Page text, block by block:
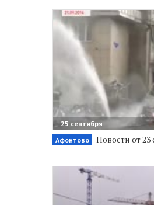
25 сентября
Афонтово
Новости от 23